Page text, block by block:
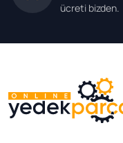
ücreti bizden.